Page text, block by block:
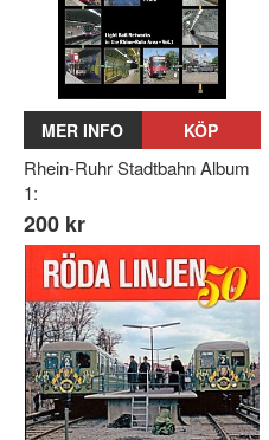
MER INFO KÖP
Rhein-Ruhr Stadtbahn Album
1:
200 kr